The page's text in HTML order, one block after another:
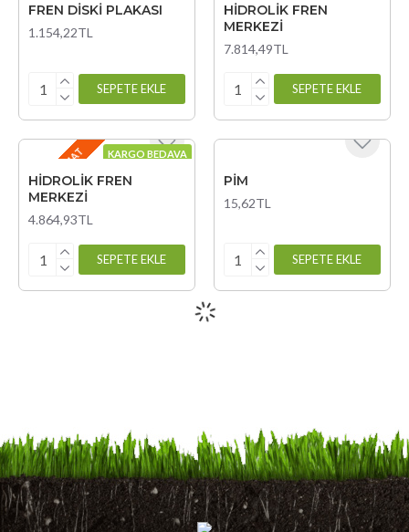
FREN DİSKİ PLAKASI
1.154,22TL
SEPETE EKLE
HİDROLİK FREN
MERKEZİ
7.814,49TL
SEPETE EKLE
KARGO BEDAVA
GEÇ TESLIMAT
HİDROLİK FREN
MERKEZİ
4.864,93TL
SEPETE EKLE
PİM
15,62TL
SEPETE EKLE